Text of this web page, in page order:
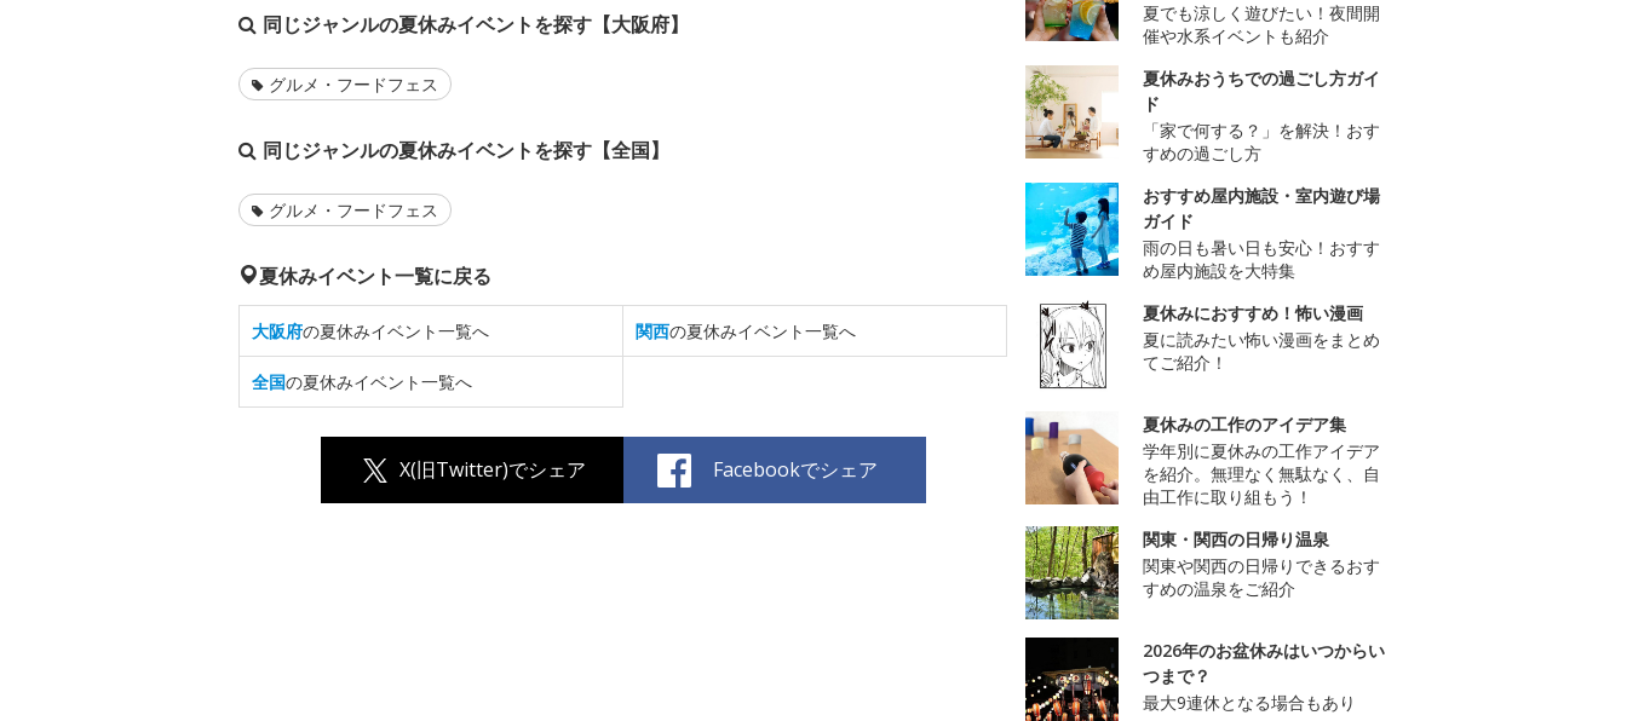
同じジャンルの夏休みイベントを探す【大阪府】
グルメ・フードフェス
同じジャンルの夏休みイベントを探す【全国】
グルメ・フードフェス
夏休みイベント一覧に戻る
大阪府の夏休みイベント一覧へ 関西の夏休みイベント一覧へ
全国の夏休みイベント一覧へ
X(旧Twitter)でシェア Facebookでシェア
夏でも涼しく遊びたい！夜間開
催や水系イベントも紹介
夏休みおうちでの過ごし方ガイ
ド
「家で何する？」を解決！おす
すめの過ごし方
おすすめ屋内施設・室内遊び場
ガイド
雨の日も暑い日も安心！おすす
め屋内施設を大特集
夏休みにおすすめ！怖い漫画
夏に読みたい怖い漫画をまとめ
てご紹介！
夏休みの工作のアイデア集
学年別に夏休みの工作アイデア
を紹介。無理なく無駄なく、自
由工作に取り組もう！
関東・関西の日帰り温泉
関東や関西の日帰りできるおす
すめの温泉をご紹介
2026年のお盆休みはいつからい
つまで？
最大9連休となる場合もあり